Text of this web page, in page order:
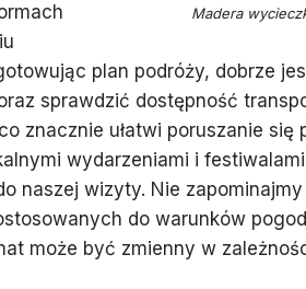
Madera
plan podróży, dobrze
sprawdzić dostępność
znacznie ułatwi poruszanie się
wydarzeniami i
naszej wizyty. Nie
do warunków
może być zmienny w